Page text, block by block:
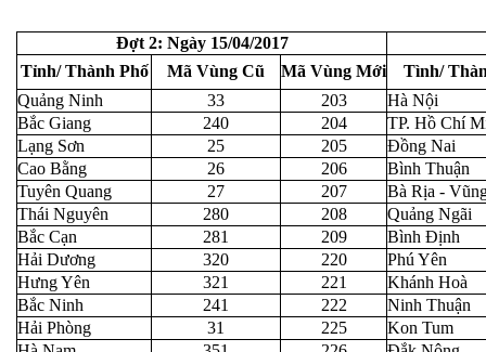
Đợt 2: Ngày 15/04/2017
Tỉnh/ Thành Phố
Mã Vùng Cũ Mã Vùng Mới
Tình/
Quảng Ninh
33 203
Hà Nội
Bắc Giang
240 204
TP. Hồ Chí
Lạng Sơn
25 205
Đồng Nai
Cao Bằng
26 206
Bình Thuận
Tuyên Quang
27 207
Bà Rịa -
Thái Nguyên
280 208
Quảng Ngãi
Bắc Cạn
281 209
Bình Định
Hải Dương
320 220
Phú Yên
Hưng Yên
321 221
Khánh Hoà
Bắc Ninh
241 222
Ninh Thuận
Hải Phòng
31 225
Kon Tum